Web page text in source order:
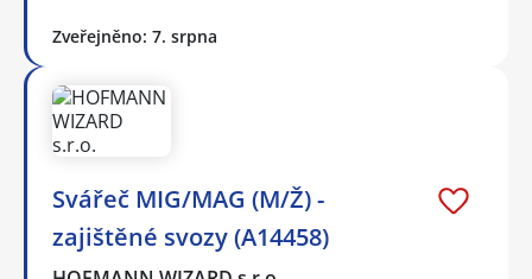
Zveřejněno: 7. srpna
Svářeč MIG/MAG (M/Ž) -
zajištěné svozy (A14458)